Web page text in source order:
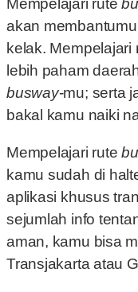
Mempelajari rute
akan
kelak. Mempelajari
lebih paham
busway-mu; serta
bakal kamu naiki
Mempelajari rute
kamu sudah di
aplikasi khusus
sejumlah info
aman, kamu bisa
Transjakarta atau